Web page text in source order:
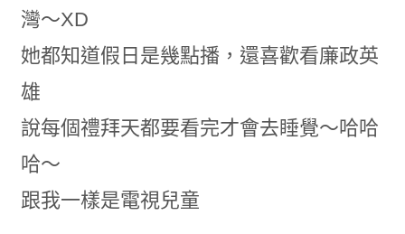
灣～XD
她都知道假日是幾點播，還喜歡看廉政英
雄
說每個禮拜天都要看完才會去睡覺～哈哈
哈～
跟我一樣是電視兒童